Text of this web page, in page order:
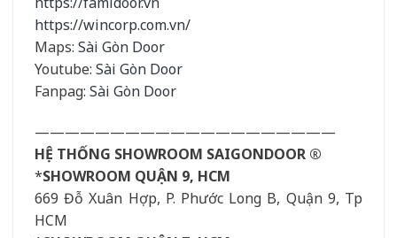
https://wincorp.com.vn/
Maps: Sài Gòn Door
Youtube: Sài Gòn Door
Fanpag: Sài Gòn Door
————————————————————
HỆ THỐNG SHOWROOM SAIGONDOOR ®
*SHOWROOM QUẬN 9, HCM
669 Đỗ Xuân Hợp, P. Phước Long B, Quận 9, Tp
HCM